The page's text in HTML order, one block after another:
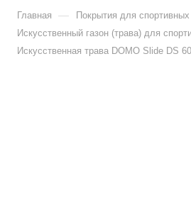
Главная — Покрытия для
Искусственный газон (трава) для
Искусственная трава DOMO Slide DS 60